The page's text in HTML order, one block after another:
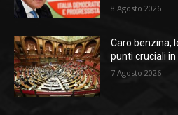
8 Agosto 2026
Caro benzina,
punti cruciali
7 Agosto 2026